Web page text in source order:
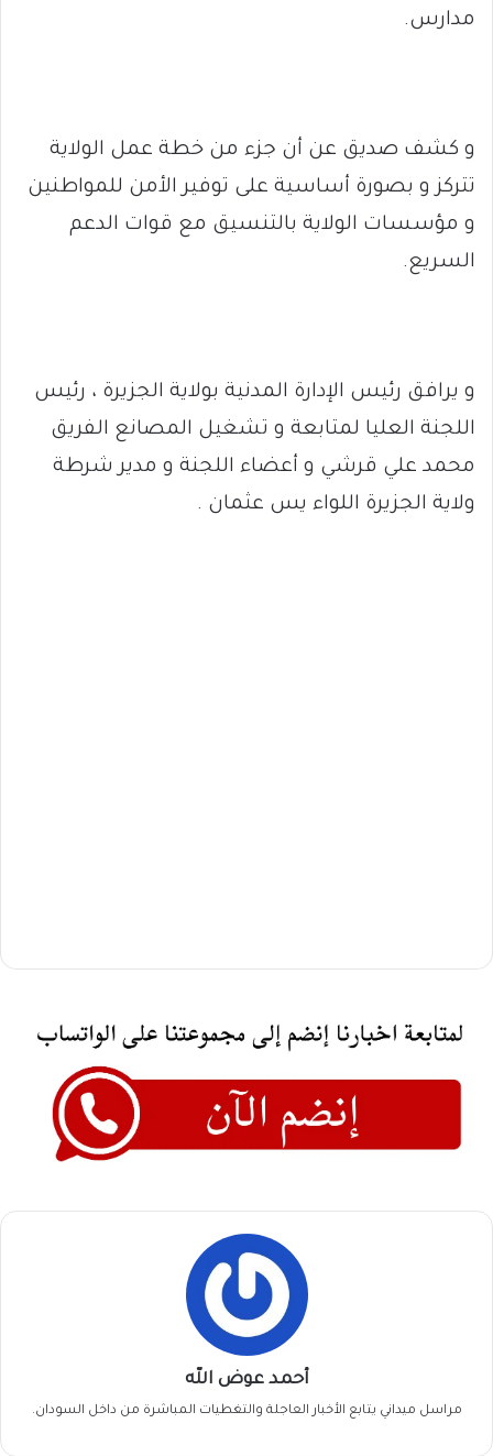
مدارس.
و كشف صديق عن أن جزء من خطة عمل الولاية
تتركز و بصورة أساسية على توفير الأمن للمواطنين
و مؤسسات الولاية بالتنسيق مع قوات الدعم
السريع.
و يرافق رئيس الإدارة المدنية بولاية الجزيرة ، رئيس
اللجنة العليا لمتابعة و تشغيل المصانع الفريق
محمد علي قرشي و أعضاء اللجنة و مدير شرطة
ولاية الجزيرة اللواء يس عثمان .
أحمد عوض الله
مراسل ميداني يتابع الأخبار العاجلة والتغطيات المباشرة من داخل السودان.